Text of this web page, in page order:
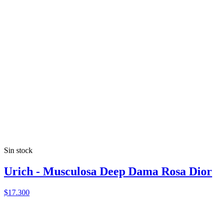
Sin stock
Urich - Musculosa Deep Dama Rosa Dior
$17.300